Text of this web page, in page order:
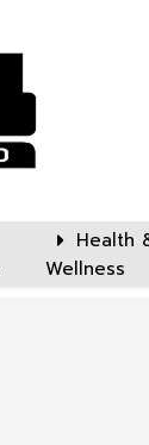
Health
Wellness